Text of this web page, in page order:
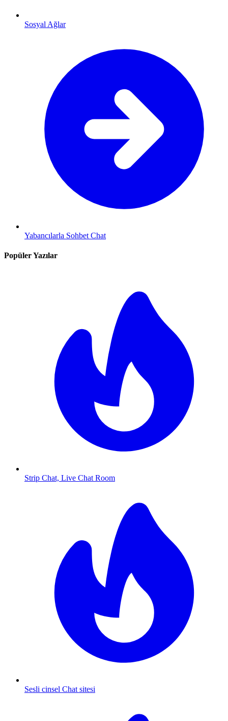
Sosyal Ağlar
Yabancılarla Sohbet Chat
Popüler Yazılar
Strip Chat, Live Chat Room
Sesli cinsel Chat sitesi